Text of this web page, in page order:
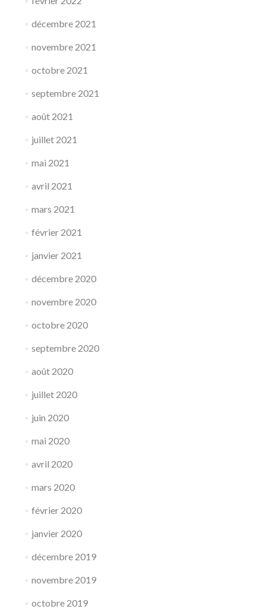
décembre 2021
novembre 2021
octobre 2021
septembre 2021
août 2021
juillet 2021
mai 2021
avril 2021
mars 2021
février 2021
janvier 2021
décembre 2020
novembre 2020
octobre 2020
septembre 2020
août 2020
juillet 2020
juin 2020
mai 2020
avril 2020
mars 2020
février 2020
janvier 2020
décembre 2019
novembre 2019
octobre 2019